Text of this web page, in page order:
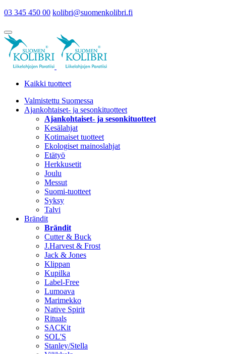
03 345 450 00 kolibri@suomenkolibri.fi
Kaikki tuotteet
Valmistettu Suomessa
Ajankohtaiset- ja sesonkituotteet
Ajankohtaiset- ja sesonkituotteet
Kesälahjat
Kotimaiset tuotteet
Ekologiset mainoslahjat
Etätyö
Herkkusetit
Joulu
Messut
Suomi-tuotteet
Syksy
Talvi
Brändit
Brändit
Cutter & Buck
J.Harvest & Frost
Jack & Jones
Klippan
Kupilka
Label-Free
Lumoava
Marimekko
Native Spirit
Rituals
SACKit
SOL'S
Stanley/Stella